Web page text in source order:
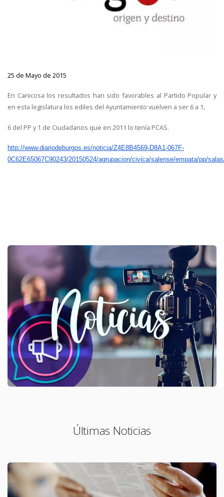
25 de Mayo de 2015
En Canicosa los resultados han sido favorables al Partido Popular y
en esta legislatura los ediles del Ayuntamiento vuelven a ser 6 a 1,
6 del PP y 1 de Ciudadanos que en 2011 lo tenía PCAS.
http://www.diariodeburgos.es/noticia/Z4E8B4569-D8A1-067F-
0C62E65067C90243/20150524/agrupacion/civica/salense/empata/pp/
Últimas Noticias